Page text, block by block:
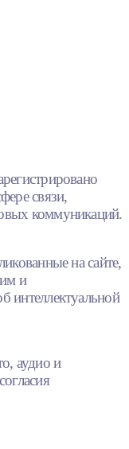
связи,
коммуникаций.
на сайте,
и
интеллектуальной
аудио и